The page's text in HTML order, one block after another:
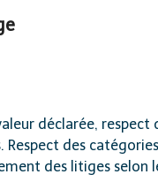
déclarée,
Respect des
des litiges